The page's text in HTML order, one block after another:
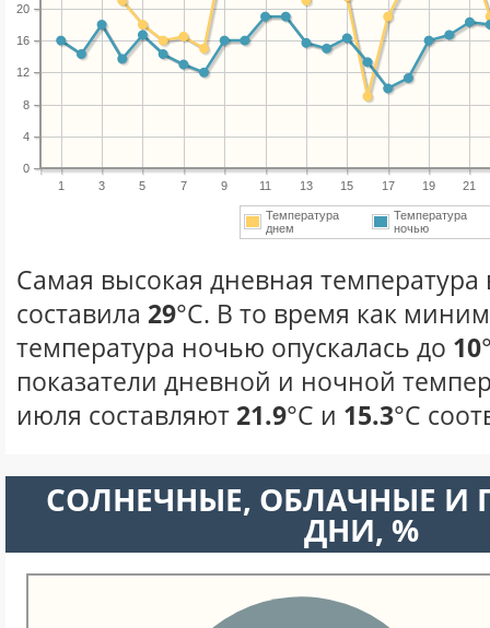
1 3 5 7 9 11 13 15 17 19 21
0
4
8
12
16
20
Температура
днем
Температура
ночью
Самая высокая дневная температура
составила 29°С. В то время как
температура ночью опускалась до 10
показатели дневной и ночной
июля составляют 21.9°С и 15.3°С
CОЛНЕЧНЫЕ, ОБЛАЧНЫЕ И
ДНИ, %